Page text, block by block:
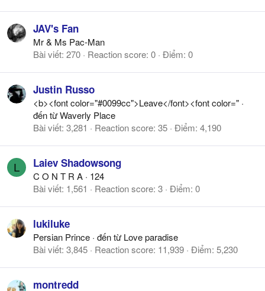
JAV's Fan
Mr & Ms Pac-Man
Bài viết 270 Reaction score 0 Điểm 0
Justin Russo
<b><font color="#0099cc">Leave</font><font color=" ·
đến từWaverly Place
Bài viết 3,281 Reaction score 35 Điểm 4,190
L Laiev Shadowsong
C O N T R A · 124
Bài viết 1,561 Reaction score 3 Điểm 0
lukiluke
Persian Prince · đến từ Love paradise
Bài viết 3,845 Reaction score 11,939 Điểm 5,230
montredd